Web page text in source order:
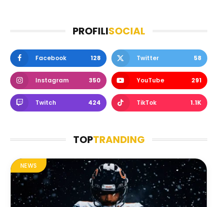
PROFILISOCIAL
Facebook 128 Twitter 58
Instagram 350 YouTube 291
Twitch 424 TikTok 1.1K
TOPTRANDING
NEWS